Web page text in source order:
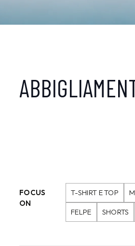
FOCUS
ON
T-SHIRT E TOP
FELPE SHORTS